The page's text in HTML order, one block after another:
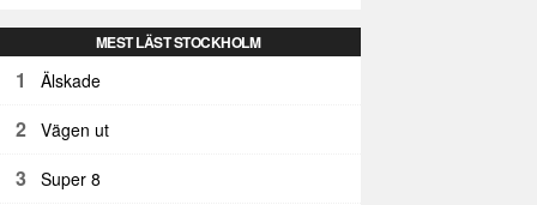
MEST LÄST STOCKHOLM
1 Älskade
2 Vägen ut
3 Super 8